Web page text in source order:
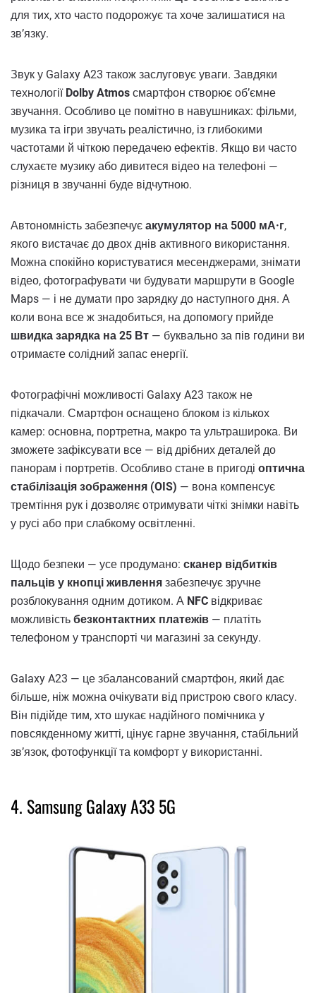
для тих, хто часто подорожує та хоче залишатися на
зв’язку.
Звук у Galaxy A23 також заслуговує уваги. Завдяки
технології Dolby Atmos смартфон створює об’ємне
звучання. Особливо це помітно в навушниках: фільми,
музика та ігри звучать реалістично, із глибокими
частотами й чіткою передачею ефектів. Якщо ви часто
слухаєте музику або дивитеся відео на телефоні —
різниця в звучанні буде відчутною.
Автономність забезпечує акумулятор на 5000 мА·г,
якого вистачає до двох днів активного використання.
Можна спокійно користуватися месенджерами, знімати
відео, фотографувати чи будувати маршрути в Google
Maps — і не думати про зарядку до наступного дня. А
коли вона все ж знадобиться, на допомогу прийде
швидка зарядка на 25 Вт — буквально за пів години ви
отримаєте солідний запас енергії.
Фотографічні можливості Galaxy A23 також не
підкачали. Смартфон оснащено блоком із кількох
камер: основна, портретна, макро та ультраширока. Ви
зможете зафіксувати все — від дрібних деталей до
панорам і портретів. Особливо стане в пригоді оптична
стабілізація зображення (OIS) — вона компенсує
тремтіння рук і дозволяє отримувати чіткі знімки навіть
у русі або при слабкому освітленні.
Щодо безпеки — усе продумано: сканер відбитків
пальців у кнопці живлення забезпечує зручне
розблокування одним дотиком. А NFC відкриває
можливість безконтактних платежів — платіть
телефоном у транспорті чи магазині за секунду.
Galaxy A23 — це збалансований смартфон, який дає
більше, ніж можна очікувати від пристрою свого класу.
Він підійде тим, хто шукає надійного помічника у
повсякденному житті, цінує гарне звучання, стабільний
зв’язок, фотофункції та комфорт у використанні.
4. Samsung Galaxy A33 5G